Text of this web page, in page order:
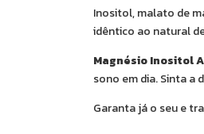
Inositol, malato de
idêntico ao natural
Magnésio Inositol
sono em dia. Sinta a
Garanta já o seu e